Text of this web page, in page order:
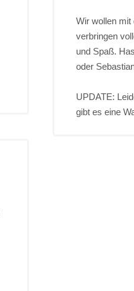
Wir wollen mit
verbringen
und Spaß.
oder
UPDATE:
gibt es eine